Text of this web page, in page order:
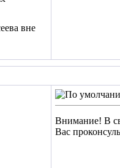
Внимание! В
Вас